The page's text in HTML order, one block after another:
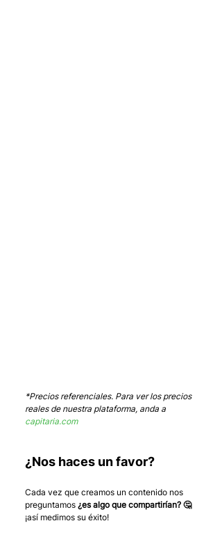
*Precios referenciales. Para ver los precios
reales de nuestra plataforma, anda a
capitaria.com
¿Nos haces un favor?
Cada vez que creamos un contenido nos
preguntamos ¿es algo que compartirían? 🤔
¡así medimos su éxito!